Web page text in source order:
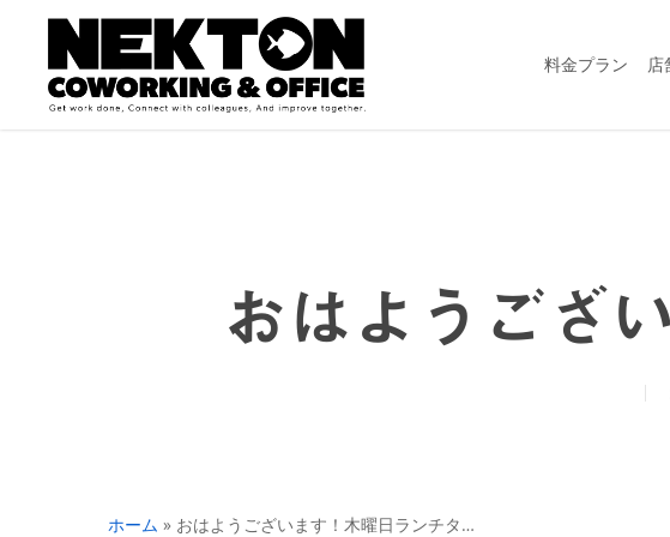
content
料金プラン 店
おはようござ
ホーム » おはようございます！木曜日ランチタ…